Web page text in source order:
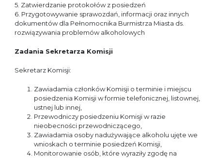
5. Zatwierdzanie protokołów z posiedzeń
6. Przygotowywanie sprawozdań, informacji oraz innych
dokumentów dla Pełnomocnika Burmistrza Miasta ds.
rozwiązywania problemów alkoholowych
Zadania Sekretarza Komisji
Sekretarz Komisji:
Zawiadamia członków Komisji o terminie i miejscu
posiedzenia Komisji w formie telefonicznej, listownej,
ustnej lub innej,
Przewodniczy posiedzeniu Komisji w razie
nieobecności przewodniczącego,
Zawiadamia osoby nadużywające alkoholu ujęte we
wnioskach o terminie posiedzeń Komisji,
Monitorowanie osób, które wyraziły zgodę na